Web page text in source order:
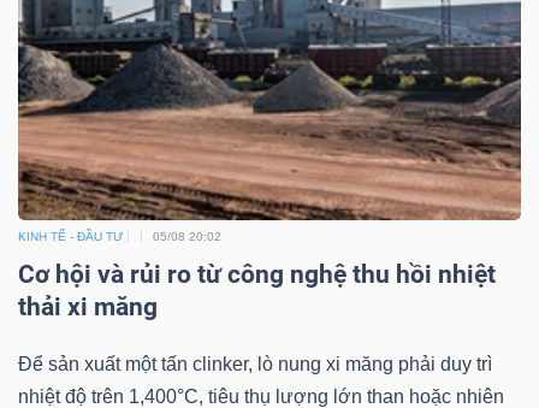
KINH TẾ - ĐẦU TƯ 05/08 20:02
Cơ hội và rủi ro từ công nghệ thu hồi nhiệt
thải xi măng
Để sản xuất một tấn clinker, lò nung xi măng phải duy trì
nhiệt độ trên 1,400°C, tiêu thụ lượng lớn than hoặc nhiên